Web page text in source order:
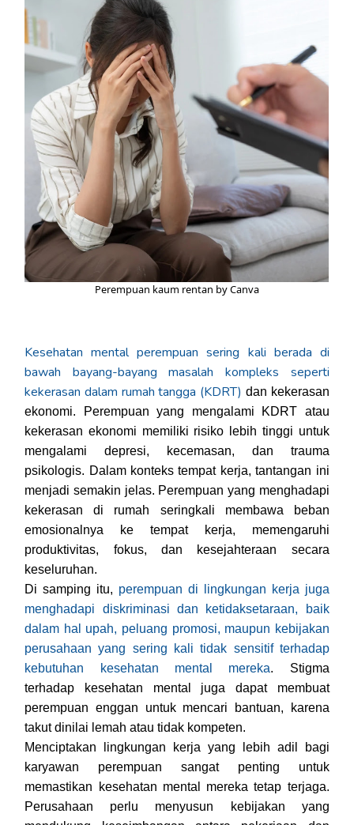
Perempuan kaum rentan by Canva
Kesehatan mental perempuan sering kali berada di
bawah bayang-bayang masalah kompleks seperti
kekerasan dalam rumah tangga (KDRT) dan kekerasan
ekonomi. Perempuan yang mengalami KDRT atau
kekerasan ekonomi memiliki risiko lebih tinggi untuk
mengalami depresi, kecemasan, dan trauma
psikologis. Dalam konteks tempat kerja, tantangan ini
menjadi semakin jelas. Perempuan yang menghadapi
kekerasan di rumah seringkali membawa beban
emosionalnya ke tempat kerja, memengaruhi
produktivitas, fokus, dan kesejahteraan secara
keseluruhan.
Di samping itu, perempuan di lingkungan kerja juga
menghadapi diskriminasi dan ketidaksetaraan, baik
dalam hal upah, peluang promosi, maupun kebijakan
perusahaan yang sering kali tidak sensitif terhadap
kebutuhan kesehatan mental mereka. Stigma
terhadap kesehatan mental juga dapat membuat
perempuan enggan untuk mencari bantuan, karena
takut dinilai lemah atau tidak kompeten.
Menciptakan lingkungan kerja yang lebih adil bagi
karyawan perempuan sangat penting untuk
memastikan kesehatan mental mereka tetap terjaga.
Perusahaan perlu menyusun kebijakan yang